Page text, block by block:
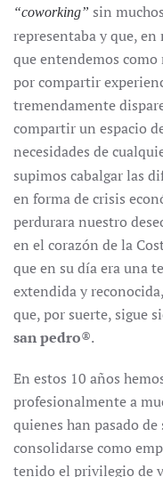
“coworking” sin
representaba y que, en
que entendemos
por compartir
tremendamente
compartir un espacio
necesidades de
supimos cabalgar las
en forma de crisis
perdurara nuestro
en el corazón de la
que en su día era una
extendida y
que, por suerte, sigue
san pedro®.
En estos 10 años
profesionalmente a
quienes han pasado
consolidarse como
tenido el privilegio de